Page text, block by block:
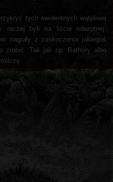
tych ewidentnych wątpliwej
raczej byli na liście odwrotnej:
nagrały z zaskoczenia jakiegoś
zrobić. Tak jak np. Bathory albo